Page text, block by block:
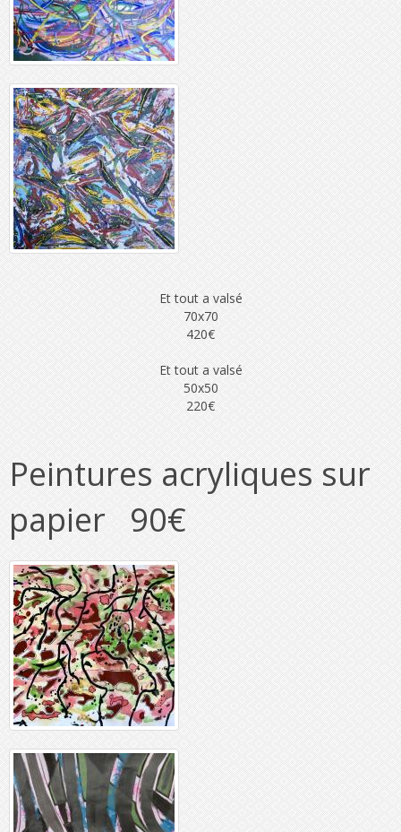
Et tout a valsé
70x70
420€
Et tout a valsé
50x50
220€
Peintures acryliques sur
papier 90€